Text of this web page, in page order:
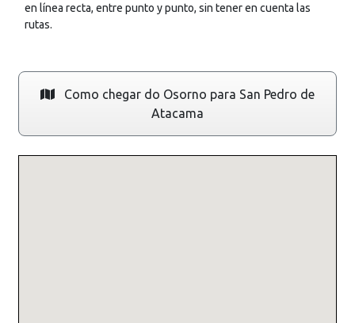
en línea recta, entre punto y punto, sin tener en cuenta las
rutas.
Como chegar do Osorno para San Pedro de
Atacama